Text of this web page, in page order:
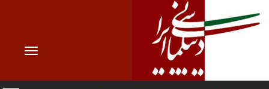
Toggle